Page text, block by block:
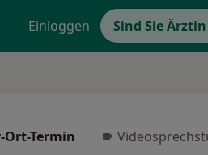
Einloggen Sind Sie
Termin
Ort-Termin